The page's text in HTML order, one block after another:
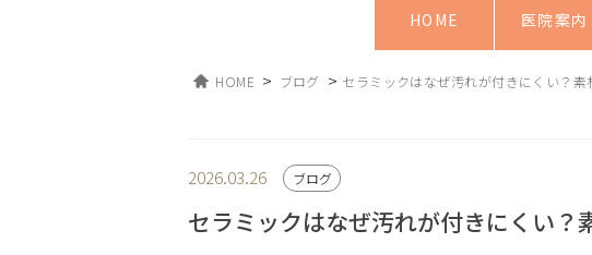
HOME 医院案内
HOME > ブログ > セラミックはなぜ汚れが付きにくい？
2026.03.26 ブログ
セラミックはなぜ汚れが付きにくい？